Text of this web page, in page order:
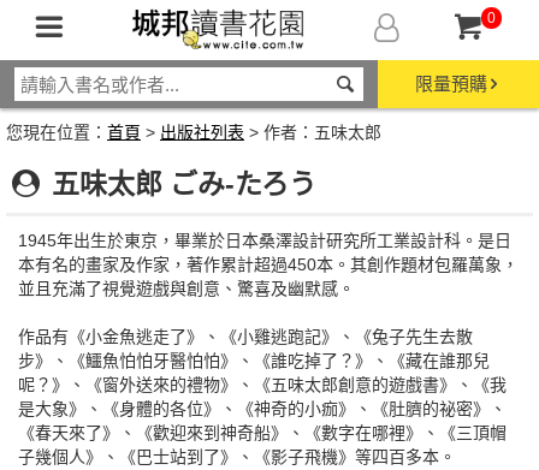
0
限量預購
您現在位置： 首頁 > 出版社列表 > 作者：五味太郎
五味太郎 ごみ‐たろう
1945年出生於東京，畢業於日本桑澤設計研究所工業設計科。是日
本有名的畫家及作家，著作累計超過450本。其創作題材包羅萬象，
並且充滿了視覺遊戲與創意、驚喜及幽默感。
作品有《小金魚逃走了》、《小雞逃跑記》、《兔子先生去散
步》、《鱷魚怕怕牙醫怕怕》、《誰吃掉了？》、《藏在誰那兒
呢？》、《窗外送來的禮物》、《五味太郎創意的遊戲書》、《我
是大象》、《身體的各位》、《神奇的小痂》、《肚臍的祕密》、
《春天來了》、《歡迎來到神奇船》、《數字在哪裡》、《三頂帽
子幾個人》、《巴士站到了》、《影子飛機》等四百多本。